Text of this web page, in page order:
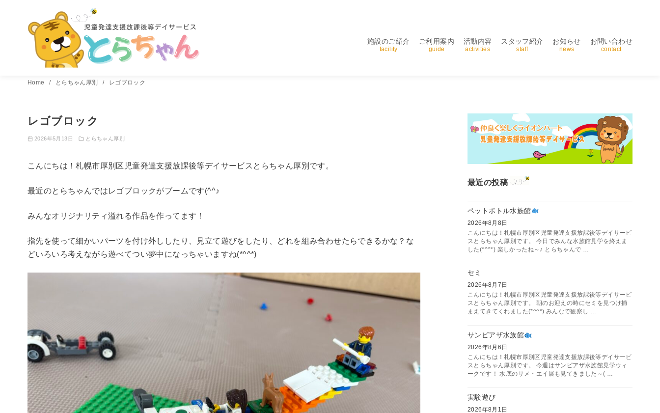
施設のご紹介
facility
ご利用案内
guide
活動内容
activities
スタッフ紹介
staff
お知らせ
news
お問い合わせ
contact
Home とらちゃん厚別 レゴブロック
レゴブロック
2026年5月13日 とらちゃん厚別
こんにちは！札幌市厚別区児童発達支援放課後等デイサービスとらちゃん厚別です。
最近のとらちゃんではレゴブロックがブームです(^^♪
みんなオリジナリティ溢れる作品を作ってます！
指先を使って細かいパーツを付け外ししたり、見立て遊びをしたり、どれを組み合わせたらできるかな？な
どいろいろ考えながら遊べてつい夢中になっちゃいますね(*^^*)
最近の投稿
ペットボトル水族館
2026年8月8日
こんにちは！札幌市厚別区児童発達支援放課後等デイサービ
スとらちゃん厚別です。 今日でみんな水族館見学を終えま
した(*^^*) 楽しかったね～♪ とらちゃんで …
セミ
2026年8月7日
こんにちは！札幌市厚別区児童発達支援放課後等デイサービ
スとらちゃん厚別です。 朝のお迎えの時にセミを見つけ捕
まえてきてくれました(*^^*) みんなで観察し …
サンピアザ水族館
2026年8月6日
こんにちは！札幌市厚別区児童発達支援放課後等デイサービ
スとらちゃん厚別です。 今週はサンピアザ水族館見学ウィ
ークです！ 水底のサメ・エイ展も見てきました～( …
実験遊び
2026年8月1日